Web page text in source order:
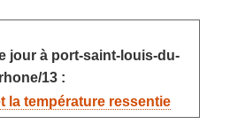
jour à port-saint-louis-du-
rhone/13 :
la température ressentie